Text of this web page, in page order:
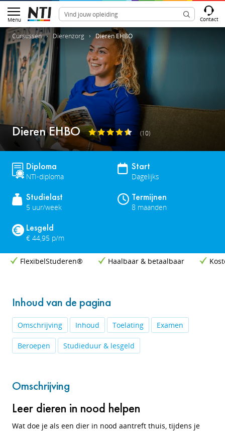
Menu Contact
Cursussen Dierenzorg Dieren EHBO
Dieren EHBO (10)
Diploma
NTI-diploma
Start
Dagelijks
Studielast
5 uur/week
Termijnen
8 maanden
Lesgeld
€ 44,95 p/m
FlexibelStuderen® Haalbaar & betaalbaar
Inhoud van de pagina
Omschrijving Inhoud Toelating Examen
Beroepen Studieduur & lesgeld
Omschrijving
Leer dieren in nood helpen
Wat doe je als een dier in nood aantreft thuis, tijdens je